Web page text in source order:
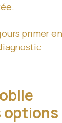
primer en
options